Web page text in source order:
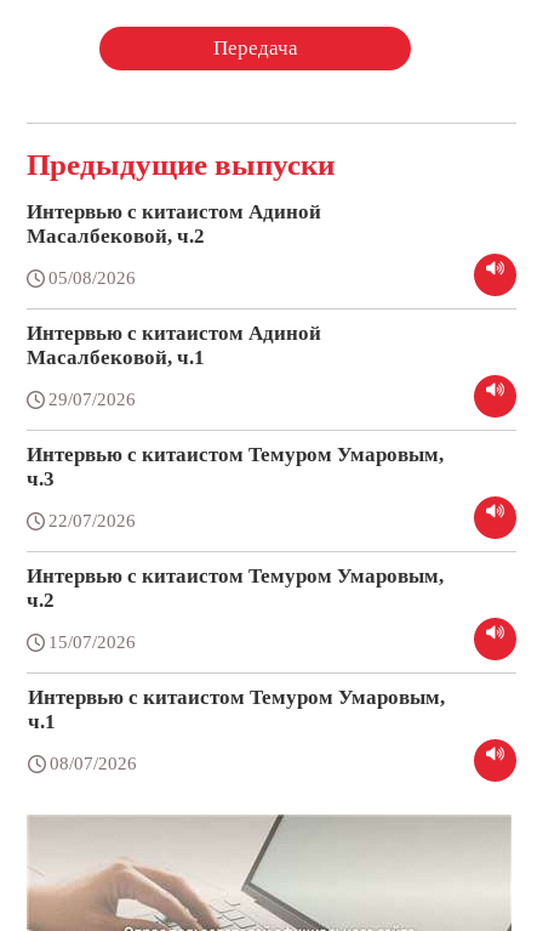
Передача
Предыдущие выпуски
Интервью с китаистом Адиной
Масалбековой, ч.2
05/08/2026
Интервью с китаистом Адиной
Масалбековой, ч.1
29/07/2026
Интервью с китаистом Темуром Умаровым,
ч.3
22/07/2026
Интервью с китаистом Темуром Умаровым,
ч.2
15/07/2026
Интервью с китаистом Темуром Умаровым,
ч.1
08/07/2026